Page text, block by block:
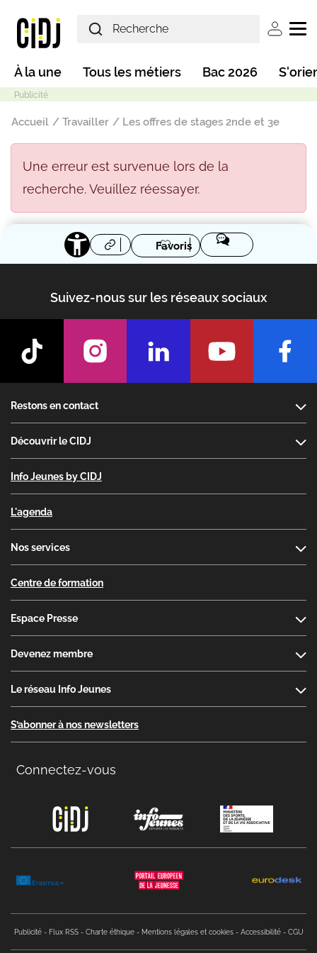
User
Main navigation
À la une Tous les métiers Bac 2026
Mode sombre
Fil d'Ariane
Accueil Travailler Les offres de stages 2nde et 3e
Une erreur est survenue lors de la
recherche. Veuillez réessayer.
Favoris
Suivez-nous sur les réseaux sociaux
Restons en contact
Découvrir le CIDJ
Info Jeunes by CIDJ
L'agenda
Nos services
Centre de formation
Espace Presse
Devenez membre
Le réseau Info Jeunes
S’abonner à nos newsletters
Connectez-vous
Publicité
Flux RSS Charte éthique Mentions légales et cookies Accessibilité CGU